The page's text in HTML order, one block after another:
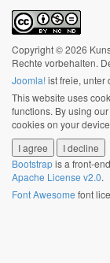
Copyright © 2026
Rechte vorbehalten.
Joomla!ist freie, unter
This website uses
functions. By using
cookies on your
I agree
I decline
Bootstrapis a front-
Apache License v2.0.
Font Awesome font